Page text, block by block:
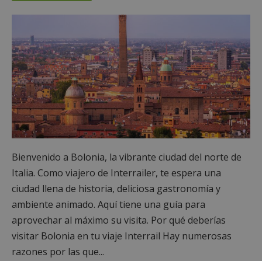
Planifique un nuevo viaje
Bienvenido a Bolonia, la vibrante ciudad del norte de
Italia. Como viajero de Interrailer, te espera una
ciudad llena de historia, deliciosa gastronomía y
ambiente animado. Aquí tiene una guía para
aprovechar al máximo su visita. Por qué deberías
visitar Bolonia en tu viaje Interrail Hay numerosas
razones por las que...